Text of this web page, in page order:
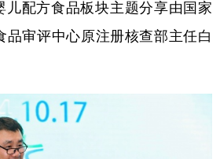
儿配方食品板块主题分享由国家
品审评中心原注册核查部主任白